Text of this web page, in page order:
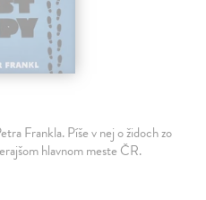
Frankla. Píše v nej o židoch zo
hlavnom meste ČR.